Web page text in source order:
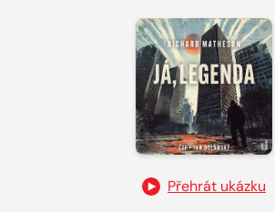
Přehrát ukázku